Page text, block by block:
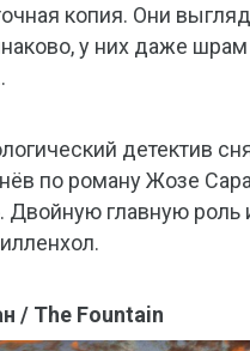
копия. Они
у них даже
детектив
по роману Жозе
Двойную главную роль
/ The Fountain